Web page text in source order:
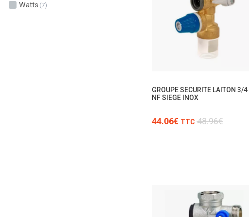
Watts (7)
GROUPE SECURITE LAITON 3/4
NF SIEGE INOX
44.06€ TTC 48.96€